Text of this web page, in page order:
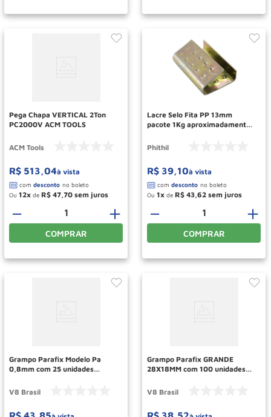
Pega Chapa VERTICAL 2Ton
PC2000V ACM TOOLS
ACM Tools
R$ 513,04à vista
Ou 12 de R$ 47 70
＋
－
COMPRAR
Lacre Selo Fita PP 13mm
pacote 1Kg aproximadamente
PHITHIL
Phithil
R$ 39,10à vista
Ou 1 de R$ 43 62
＋
－
COMPRAR
Grampo Parafix Modelo Pa
0,8mm com 25 unidades
V8 Brasil
Grampo Parafix GRANDE
28X18MM com 100 unidades
V8 Brasil